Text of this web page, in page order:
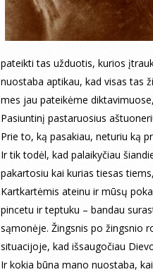
pateikti tas užduotis, kurios
nuostaba aptikau, kad visas tas
mes jau pateikėme
Pasiuntinį pastaruosius
Prie to, ką pasakiau, neturiu ką
Ir tik todėl, kad palaikyčiau
pakartosiu kai kurias tiesas
Kartkartėmis ateinu ir mūsų
pincetu ir teptuku – bandau
sąmonėje. Žingsnis po žingsnio
situacijoje, kad išsaugočiau
Ir kokia būna mano nuostaba,